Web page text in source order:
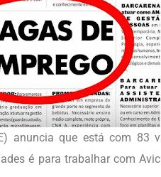
anuncia que está com 83
é para trabalhar com